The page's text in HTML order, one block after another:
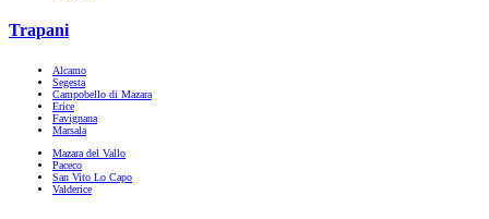
Trapani
Alcamo
Segesta
Campobello di Mazara
Erice
Favignana
Marsala
Mazara del Vallo
Paceco
San Vito Lo Capo
Valderice